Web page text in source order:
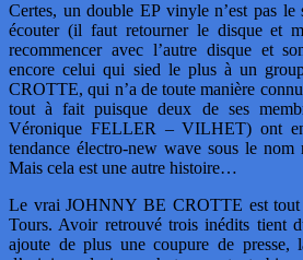
Certes, un double EP vinyle n’est pas
écouter (il faut retourner le disque et
recommencer avec l’autre disque et
encore celui qui sied le plus à un
CROTTE, qui n’a de toute manière
tout à fait puisque deux de ses
Véronique FELLER – VILHET) ont
tendance électro-new wave sous le
Mais cela est une autre histoire…
Le vrai JOHNNY BE CROTTE est tout
Tours. Avoir retrouvé trois inédits tient
ajoute de plus une coupure de presse,